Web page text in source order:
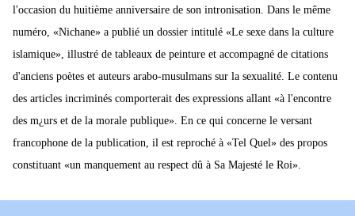
l'occasion du huitième anniversaire de son intronisation. Dans le même
numéro, «Nichane» a publié un dossier intitulé «Le sexe dans la culture
islamique», illustré de tableaux de peinture et accompagné de citations
d'anciens poètes et auteurs arabo-musulmans sur la sexualité. Le contenu
des articles incriminés comporterait des expressions allant «à l'encontre
des m¿urs et de la morale publique». En ce qui concerne le versant
francophone de la publication, il est reproché à «Tel Quel» des propos
constituant «un manquement au respect dû à Sa Majesté le Roi».